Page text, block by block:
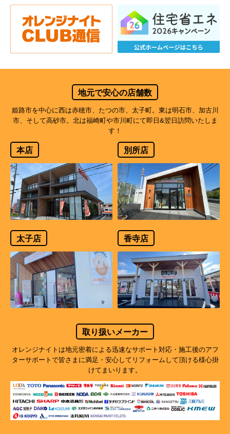
地元で安心の店舗数
姫路市を中心に西は赤穂市、たつの市、太子町。東は明石市、加古川
市、そして高砂市。北は福崎町や市川町にて即日&翌日訪問いたしま
す！
本店 別所店
太子店 香寺店
取り扱いメーカー
オレンジナイトは地元密着による迅速なサポート対応・施工後のアフ
ターサポートで皆さまに満足・安心してリフォームして頂ける様心掛
けてまいります。